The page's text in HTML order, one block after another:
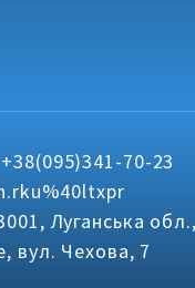
70-23
Луганська обл.,
вул. Чехова, 7